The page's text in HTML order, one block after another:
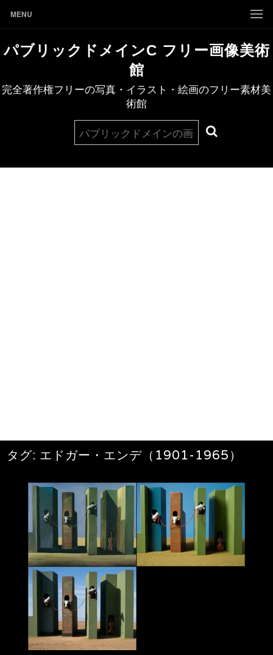
MENU
パブリックドメインC フリー画像美術
館
完全著作権フリーの写真・イラスト・絵画のフリー素材美
術館
タグ: エドガー・エンデ（1901-1965）